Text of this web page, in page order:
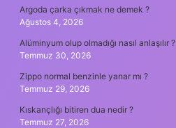
Argoda çarka çıkmak ne demek ?
Ağustos 4, 2026
Alüminyum olup olmadığı nasıl anlaşılır ?
Temmuz 30, 2026
Zippo normal benzinle yanar mı ?
Temmuz 29, 2026
Kıskançlığı bitiren dua nedir ?
Temmuz 27, 2026